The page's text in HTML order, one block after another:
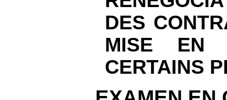
DES
MISE EN
CERTAINS